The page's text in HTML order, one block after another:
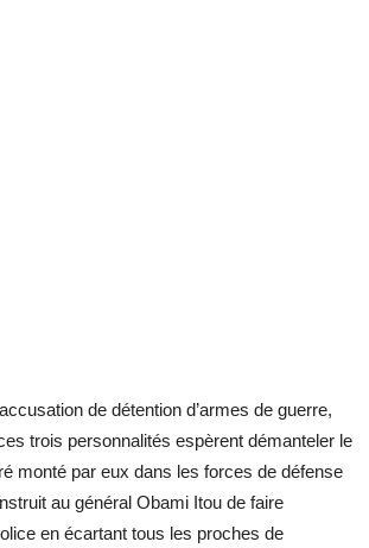
de détention d’armes de guerre,
trois personnalités espèrent démanteler le
monté par eux dans les forces de défense
au général Obami Itou de faire
en écartant tous les proches de